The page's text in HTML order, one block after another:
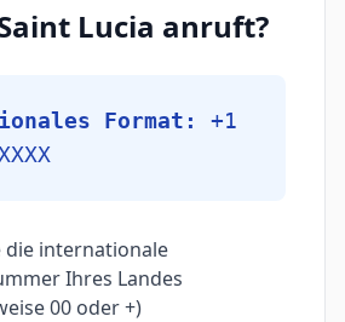
Lucia anruft?
Format:
+1
die internationale
Ihres Landes
00 oder +)